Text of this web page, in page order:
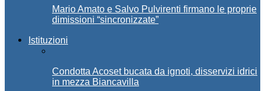
Mario Amato e Salvo Pulvirenti firmano le proprie
dimissioni “sincronizzate”
Istituzioni
Condotta Acoset bucata da ignoti, disservizi idrici
in mezza Biancavilla